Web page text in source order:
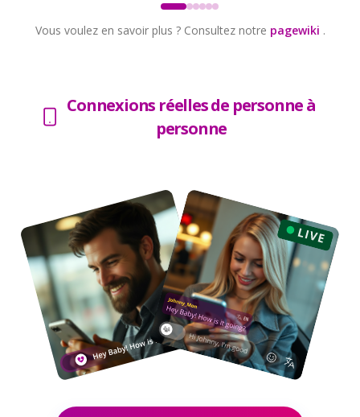
Vous voulez en savoir plus ? Consultez notre pagewiki .
Connexions réelles de personne à
personne